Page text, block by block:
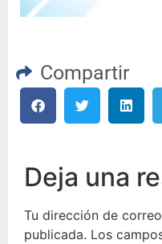
Compartir
Deja una
Tu dirección de
publicada. Los